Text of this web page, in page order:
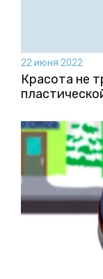
22 июня 2022
Красота не